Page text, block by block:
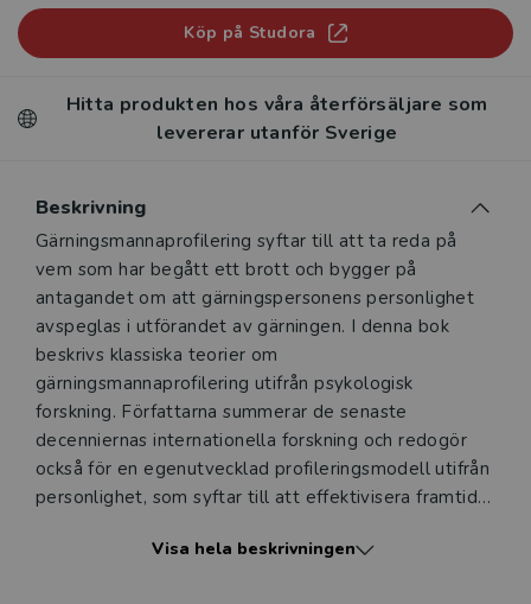
Köp på Studora
Hitta produkten hos våra återförsäljare som
levererar utanför Sverige
Beskrivning
Beskrivning
Gärningsmannaprofilering syftar till att ta reda på
vem som har begått ett brott och bygger på
antagandet om att gärningspersonens personlighet
avspeglas i utförandet av gärningen. I denna bok
beskrivs klassiska teorier om
gärningsmannaprofilering utifrån psykologisk
forskning. Författarna summerar de senaste
decenniernas internationella forskning och redogör
också för en egenutvecklad profileringsmodell utifrån
personlighet, som syftar till att effektivisera framtida
gärningspersoners tillvägagångssätt. I modellen
Visa hela beskrivningen